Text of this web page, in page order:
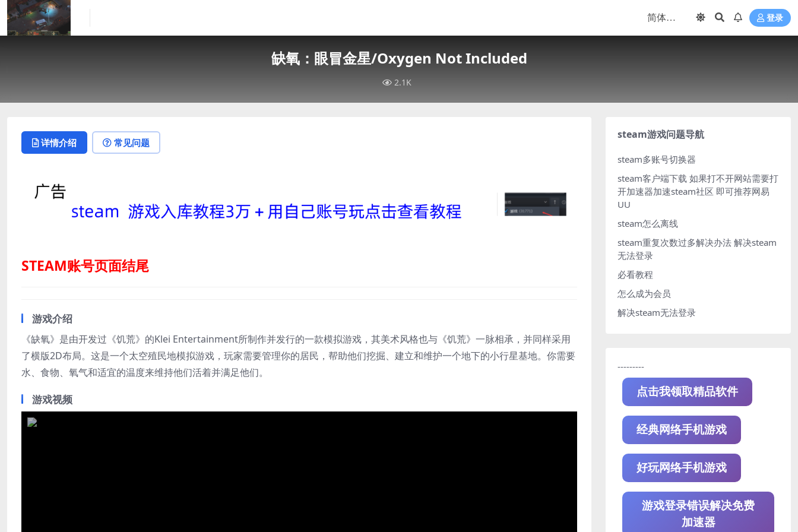
登录
缺氧：眼冒金星/Oxygen Not Included
2.1K
详情介绍 常见问题
STEAM账号页面结尾
游戏介绍
《缺氧》是由开发过《饥荒》的Klei Entertainment所制作并发行的一款模拟游戏，其美术风格也与《饥荒》一脉相承，并同样采用
了横版2D布局。这是一个太空殖民地模拟游戏，玩家需要管理你的居民，帮助他们挖掘、建立和维护一个地下的小行星基地。你需要
水、食物、氧气和适宜的温度来维持他们活着并满足他们。
游戏视频
steam游戏问题导航
steam多账号切换器
steam客户端下载 如果打不开网站需要打
开加速器加速steam社区 即可推荐网易
UU
steam怎么离线
steam重复次数过多解决办法 解决steam
无法登录
必看教程
怎么成为会员
解决steam无法登录
---------
点击我领取精品软件
经典网络手机游戏
好玩网络手机游戏
游戏登录错误解决免费
加速器